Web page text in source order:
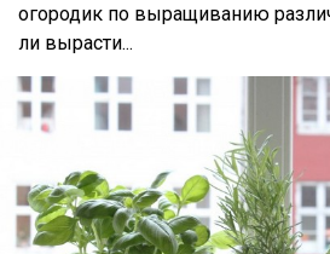
огородик по выращиванию
ли вырасти...